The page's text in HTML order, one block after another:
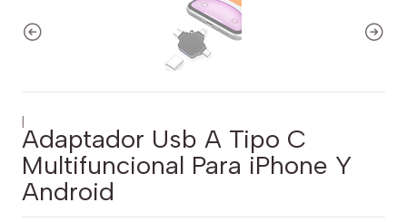
|
Adaptador Usb A Tipo C
Multifuncional Para iPhone Y
Android